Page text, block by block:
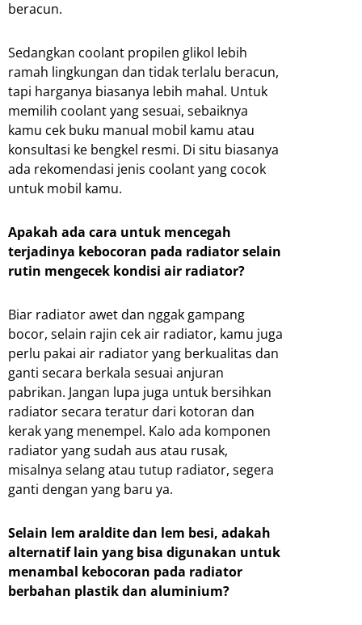
beracun.
Sedangkan coolant propilen glikol lebih
ramah lingkungan dan tidak terlalu beracun,
tapi harganya biasanya lebih mahal. Untuk
memilih coolant yang sesuai, sebaiknya
kamu cek buku manual mobil kamu atau
konsultasi ke bengkel resmi. Di situ biasanya
ada rekomendasi jenis coolant yang cocok
untuk mobil kamu.
Apakah ada cara untuk mencegah
terjadinya kebocoran pada radiator selain
rutin mengecek kondisi air radiator?
Biar radiator awet dan nggak gampang
bocor, selain rajin cek air radiator, kamu juga
perlu pakai air radiator yang berkualitas dan
ganti secara berkala sesuai anjuran
pabrikan. Jangan lupa juga untuk bersihkan
radiator secara teratur dari kotoran dan
kerak yang menempel. Kalo ada komponen
radiator yang sudah aus atau rusak,
misalnya selang atau tutup radiator, segera
ganti dengan yang baru ya.
Selain lem araldite dan lem besi, adakah
alternatif lain yang bisa digunakan untuk
menambal kebocoran pada radiator
berbahan plastik dan aluminium?